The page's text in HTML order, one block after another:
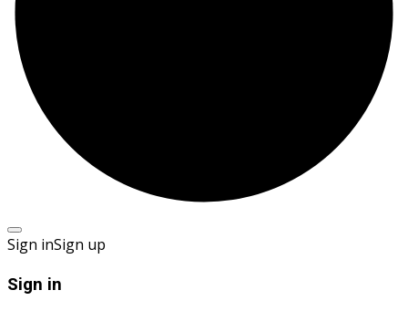
Sign inSign up
Sign in